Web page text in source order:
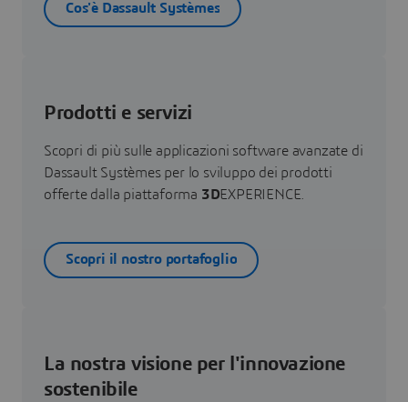
Cos'è Dassault Systèmes
Prodotti e servizi
Scopri di più sulle applicazioni software avanzate di
Dassault Systèmes per lo sviluppo dei prodotti
offerte dalla piattaforma 3DEXPERIENCE.
Scopri il nostro portafoglio
La nostra visione per l'innovazione
sostenibile